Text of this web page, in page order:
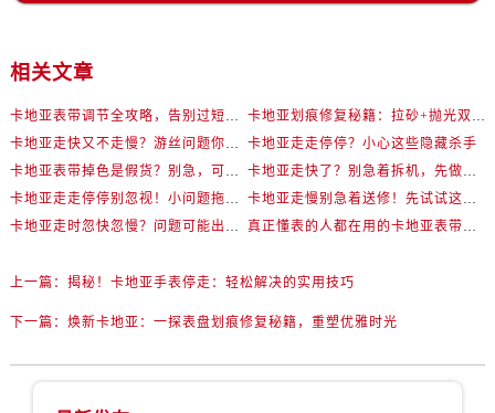
相关文章
卡地亚表带调节全攻略，告别过短烦恼
卡地亚划痕修复秘籍：拉砂+抛光双工艺还原如新
卡地亚走快又不走慢？游丝问题你了解多少？
卡地亚走走停停？小心这些隐藏杀手
卡地亚表带掉色是假货？别急，可能是这些日常习惯惹的祸
卡地亚走快了？别急着拆机，先做这一步
卡地亚走走停停别忽视！小问题拖成大修很烧钱
卡地亚走慢别急着送修！先试试这些方法
卡地亚走时忽快忽慢？问题可能出在你睡觉时！
真正懂表的人都在用的卡地亚表带调节技巧
上一篇： 揭秘！卡地亚手表停走：轻松解决的实用技巧
下一篇： 焕新卡地亚：一探表盘划痕修复秘籍，重塑优雅时光